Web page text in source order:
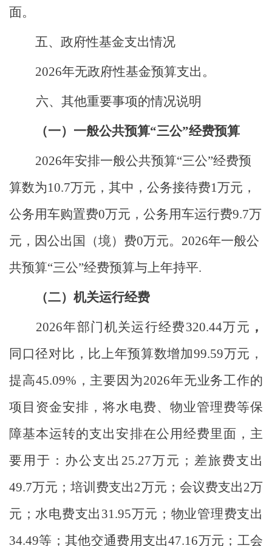
面。
五、政府性基金支出情况
2026年无政府性基金预算支出 。
六、其他重要事项的情况说明
（一） 一般公共预算“三公”经费预算
2026年安排一般公共预算“三公”经费预
算数为10.7万元， 其中，公务接待费1万元，
公务用车购置费0万元，公务用车运行费9.7万
元，因公出国（境）费0万元。 2026年一般公
共预算“三公”经费预算与 上年持平.
（二）机关运行经费
2026年部门机关运行经费320.44万元 ，
同口径对比，比上年预算数增加99.59万元，
提高45.09%，主要因为2026年无业务工作的
项目资金安排，将水电费、物业管理费等保
障基本运转的支出安排在公用经费里面， 主
要用于：办公支出 25.27万元；差旅费支出
49.7万元；培训费支出2万元；会议费支出2万
元；水电费支出31.95万元；物业管理费支出
34.49等；其他交通费用支出47.16万元；工会